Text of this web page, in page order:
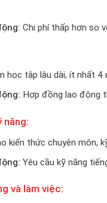
Chi phí thấp hơn so
học tập lâu dài, ít nhất
Hợp đồng lao động
năng:
kiến thức chuyên môn,
Yêu cầu kỹ năng
và làm việc: